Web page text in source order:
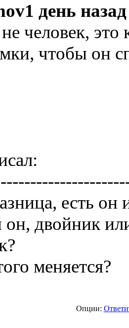
день назад
человек, это
чтобы он
есть он
он, двойник
меняется?
Опции: